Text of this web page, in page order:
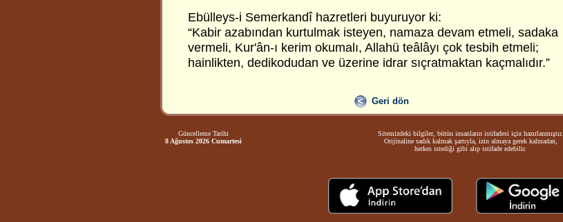
Ebülleys-i Semerkandî hazretleri buyuruyor ki:
“Kabir azabından kurtulmak isteyen, namaza devam etmeli, sadaka
vermeli, Kur'ân-ı kerim okumalı, Allahü teâlâyı çok tesbih etmeli;
hainlikten, dedikodudan ve üzerine idrar sıçratmaktan kaçmalıdır.”
Geri dön
Güncelleme Tarihi
8 Ağustos 2026 Cumartesi
Sitemizdeki bilgiler, bütün insanların istifadesi için hazırlanmıştır.
Orijinaline sadık kalmak şartıyla, izin almaya gerek kalmadan,
herkes istediği gibi alıp istifade edebilir.